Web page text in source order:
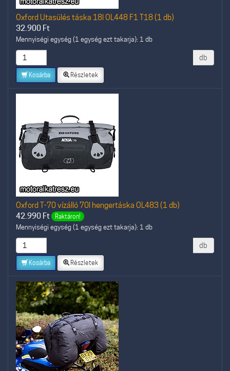
Oxford Utasülés táska 18l OL448 F1 T18 (1 db)
32.900 Ft
Mennyiségi egység (1 egység ezt takarja): 1 db
db
Kosárba Részletek
Oxford T-70 vízálló 70l hengertáska OL483 (1 db)
42.990 Ft Raktáron!
Mennyiségi egység (1 egység ezt takarja): 1 db
db
Kosárba Részletek